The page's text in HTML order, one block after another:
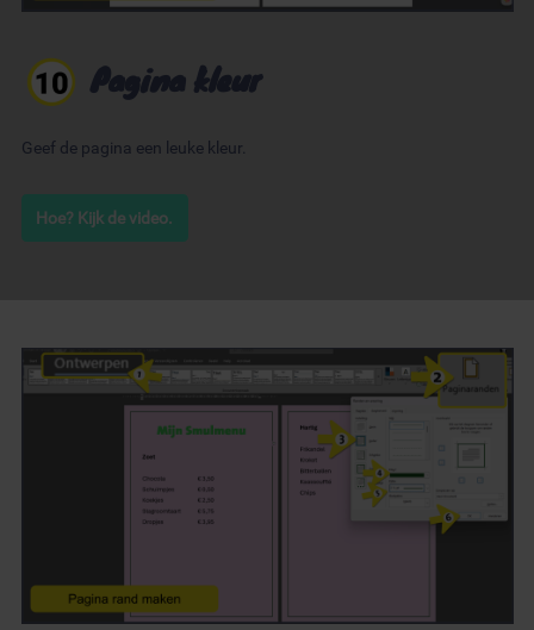
Pagina kleur
Geef de pagina een leuke kleur.
Hoe? Kijk de video.